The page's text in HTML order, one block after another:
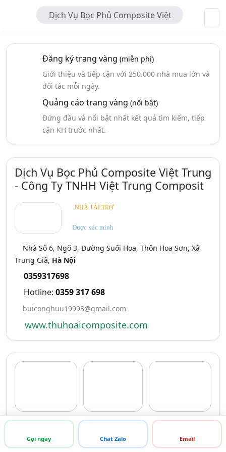
Dịch Vụ Bọc Phủ Composite Việt
Trung - Công Ty TNHH Việt Trung
Đăng ký trang vàng (miễn phí)
Giới thiệu và tiếp cận với 250.000 nhà mua lớn và
đối tác mỗi ngày.
Quảng cáo trang vàng (nổi bật)
Đứng đầu và nổi bật nhất kết quả tìm kiếm, tiếp
cận KH trước nhất.
Dịch Vụ Bọc Phủ Composite Việt Trung
- Công Ty TNHH Việt Trung Composit
NHÀ TÀI TRỢ
Được xác minh
Nhà Số 6, Ngõ 3, Đường Suối Hoa, Thôn Hoa Sơn, Xã
Trung Giã, Hà Nội
0359317698
Hotline: 0359 317 698
buiconghuu19993@gmail.com
www.thuhoaicomposite.com
Gọi ngay Chat Zalo Email